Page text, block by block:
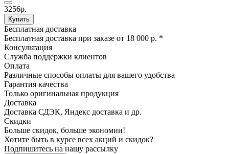
3256р.
Купить
Бесплатная доставка
Бесплатная доставка при заказе от 18 000 р. *
Консультация
Служба поддержки клиентов
Оплата
Различные способы оплаты для вашего удобства
Гарантия качества
Только оригинальная продукция
Доставка
Доставка СДЭК, Яндекс доставка и др.
Скидки
Больше скидок, больше экономии!
Хотите быть в курсе всех акций и скидок?
Подпишитесь на нашу рассылку